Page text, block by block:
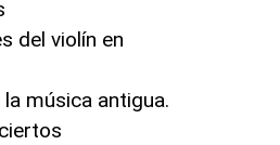
del violín en
música antigua.